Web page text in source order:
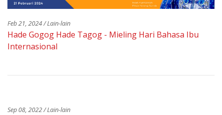
Feb 21, 2024 / Lain-lain
Hade Gogog Hade Tagog - Mieling Hari Bahasa Ibu
Internasional
Sep 08, 2022 / Lain-lain